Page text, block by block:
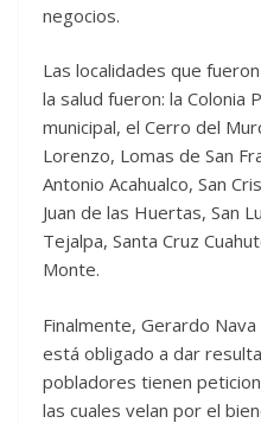
negocios.
Las localidades que
la salud fueron: la Colonia
municipal, el Cerro del
Lorenzo, Lomas de San
Antonio Acahualco, San
Juan de las Huertas, San
Tejalpa, Santa Cruz
Monte.
Finalmente, Gerardo
está obligado a dar
pobladores tienen
las cuales velan por el